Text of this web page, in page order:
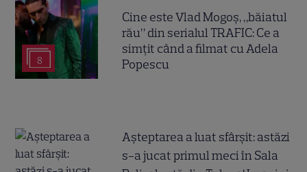
8
Cine este Vlad Mogoș, „băiatul
rău” din serialul TRAFIC: Ce a
simțit când a filmat cu Adela
Popescu
Așteptarea a luat sfârșit: astăzi
s-a jucat primul meci în Sala